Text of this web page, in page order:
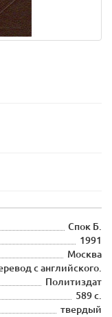
Спок Б.
1991
Москва
с английского.
Политиздат
589 с.
твердый